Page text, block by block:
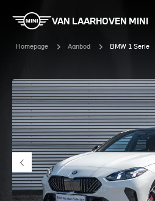
VAN LAARHOVEN MINI
Homepage Aanbod BMW 1 Serie